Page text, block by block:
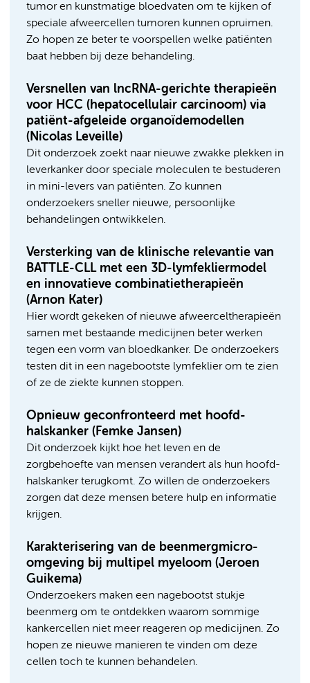
tumor en kunstmatige bloedvaten om te kijken of
speciale afweercellen tumoren kunnen opruimen.
Zo hopen ze beter te voorspellen welke patiënten
baat hebben bij deze behandeling.
Versnellen van lncRNA-gerichte therapieën
voor HCC (hepatocellulair carcinoom) via
patiënt-afgeleide organoïdemodellen
(Nicolas Leveille)
Dit onderzoek zoekt naar nieuwe zwakke plekken in
leverkanker door speciale moleculen te bestuderen
in mini-levers van patiënten. Zo kunnen
onderzoekers sneller nieuwe, persoonlijke
behandelingen ontwikkelen.
Versterking van de klinische relevantie van
BATTLE-CLL met een 3D-lymfekliermodel
en innovatieve combinatietherapieën
(Arnon Kater)
Hier wordt gekeken of nieuwe afweerceltherapieën
samen met bestaande medicijnen beter werken
tegen een vorm van bloedkanker. De onderzoekers
testen dit in een nagebootste lymfeklier om te zien
of ze de ziekte kunnen stoppen.
Opnieuw geconfronteerd met hoofd-
halskanker (Femke Jansen)
Dit onderzoek kijkt hoe het leven en de
zorgbehoefte van mensen verandert als hun hoofd-
halskanker terugkomt. Zo willen de onderzoekers
zorgen dat deze mensen betere hulp en informatie
krijgen.
Karakterisering van de beenmergmicro-
omgeving bij multipel myeloom (Jeroen
Guikema)
Onderzoekers maken een nagebootst stukje
beenmerg om te ontdekken waarom sommige
kankercellen niet meer reageren op medicijnen. Zo
hopen ze nieuwe manieren te vinden om deze
cellen toch te kunnen behandelen.